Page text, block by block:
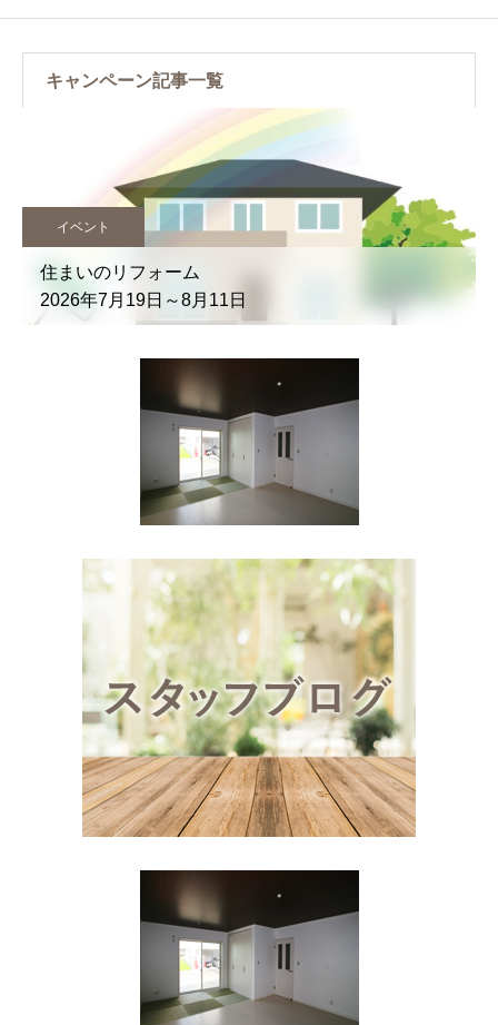
キャンペーン記事一覧
イベント
住まいのリフォーム
2026年7月19日～8月11日